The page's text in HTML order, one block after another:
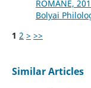
ROMÂNE,
Bolyai
1 2 > >>
Similar Articles